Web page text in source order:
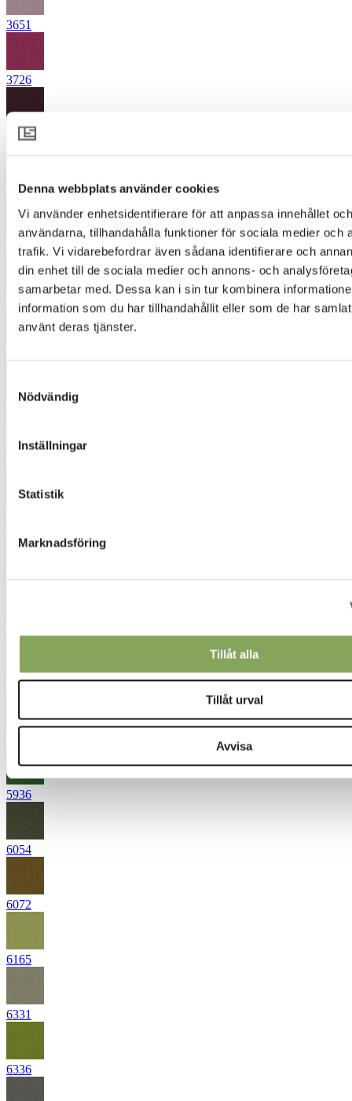
Denna webbplats använder cookies
Vi använder enhetsidentifierare för att anpassa innehållet
användarna, tillhandahålla funktioner för sociala medier och
trafik. Vi vidarebefordrar även sådana identifierare och
din enhet till de sociala medier och annons- och
samarbetar med. Dessa kan i sin tur kombinera
information som du har tillhandahållit eller som de har
använt deras tjänster.
Nödvändig
Inställningar
Statistik
Marknadsföring
Tillåt alla
Tillåt urval
Avvisa
3651
3726
3863
4342
4345
5028
5936
6054
6072
6165
6331
6336